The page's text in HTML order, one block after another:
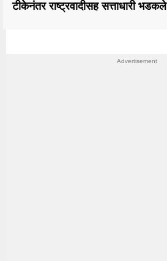
टीकेनंतर राष्ट्रवादीसह सत्ताधारी भडकले